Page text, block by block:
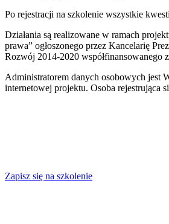
Po rejestracji na szkolenie wszystkie
Działania są realizowane w ramach
prawa” ogłoszonego przez Kancelarię
Rozwój 2014-2020 współfinansowanego
Administratorem danych osobowych jest
internetowej projektu. Osoba rejestrująca
Zapisz się na szkolenie